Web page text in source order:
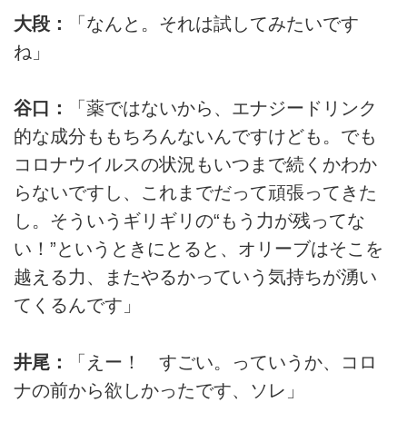
大段：
「なんと。それは試してみたいです
ね」
谷口：
「薬ではないから、エナジードリンク
的な成分ももちろんないんですけども。でも
コロナウイルスの状況もいつまで続くかわか
らないですし、これまでだって頑張ってきた
し。そういうギリギリの“もう力が残ってな
い！”というときにとると、オリーブはそこを
越える力、またやるかっていう気持ちが湧い
てくるんです」
井尾：
「えー！ すごい。っていうか、コロ
ナの前から欲しかったです、ソレ」